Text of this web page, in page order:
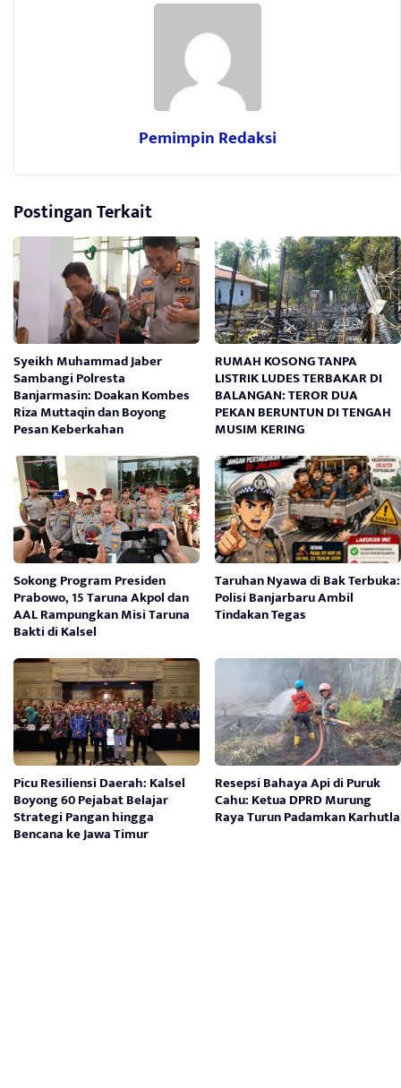
Pemimpin Redaksi
Postingan Terkait
Syeikh Muhammad Jaber
Sambangi Polresta
Banjarmasin: Doakan Kombes
Riza Muttaqin dan Boyong
Pesan Keberkahan
RUMAH KOSONG TANPA
LISTRIK LUDES TERBAKAR DI
BALANGAN: TEROR DUA
PEKAN BERUNTUN DI TENGAH
MUSIM KERING
Sokong Program Presiden
Prabowo, 15 Taruna Akpol dan
AAL Rampungkan Misi Taruna
Bakti di Kalsel
Taruhan Nyawa di Bak Terbuka:
Polisi Banjarbaru Ambil
Tindakan Tegas
Picu Resiliensi Daerah: Kalsel
Boyong 60 Pejabat Belajar
Strategi Pangan hingga
Bencana ke Jawa Timur
Resepsi Bahaya Api di Puruk
Cahu: Ketua DPRD Murung
Raya Turun Padamkan Karhutla